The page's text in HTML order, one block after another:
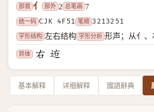
部首 亻 部外 2 总笔画 7
统一码 CJK 4F51 笔顺 3213251
字形结构 左右结构 字形分析 形声；从亻、
异体
基本解释 详细解释 國語辭典